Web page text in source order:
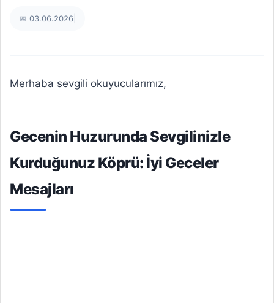
📅 03.06.2026
Merhaba sevgili okuyucularımız,
Gecenin Huzurunda Sevgilinizle
Kurduğunuz Köprü: İyi Geceler
Mesajları